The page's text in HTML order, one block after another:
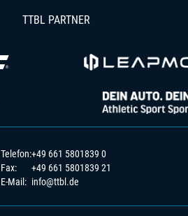
TTBL PARTNER
Telefon:
Fax:
E-Mail:
+49 661 5801839 0
+49 661 5801839 21
info@ttbl.de